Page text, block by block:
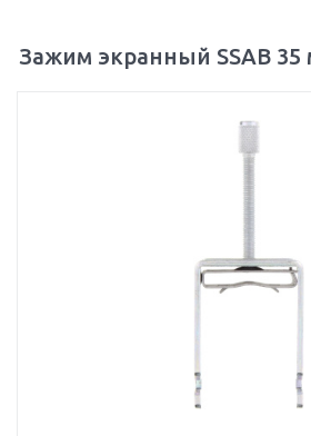
Зажим экранный SSAB 35